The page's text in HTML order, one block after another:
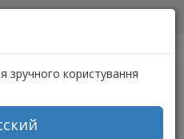
зручного користування